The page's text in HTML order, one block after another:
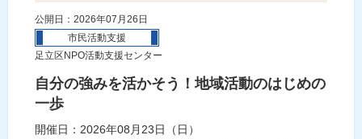
公開日：2026年07月26日
市民活動支援
足立区NPO活動支援センター
自分の強みを活かそう！地域活動のはじめの
一歩
開催日：2026年08月23日（日）